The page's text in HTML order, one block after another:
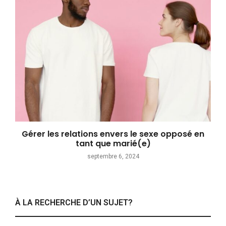
Gérer les relations envers le sexe opposé en
tant que marié(e)
septembre 6, 2024
À LA RECHERCHE D’UN SUJET?